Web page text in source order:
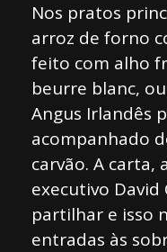
Nos pratos
arroz de forno
feito com alho
beurre blanc,
Angus Irlandês
acompanhado
carvão. A carta,
executivo David
partilhar e isso
entradas às